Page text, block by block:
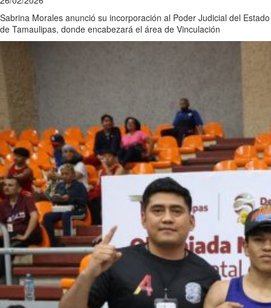
Sabrina Morales anunció su incorporación al Poder Judicial del Estado
de Tamaulipas, donde encabezará el área de Vinculación